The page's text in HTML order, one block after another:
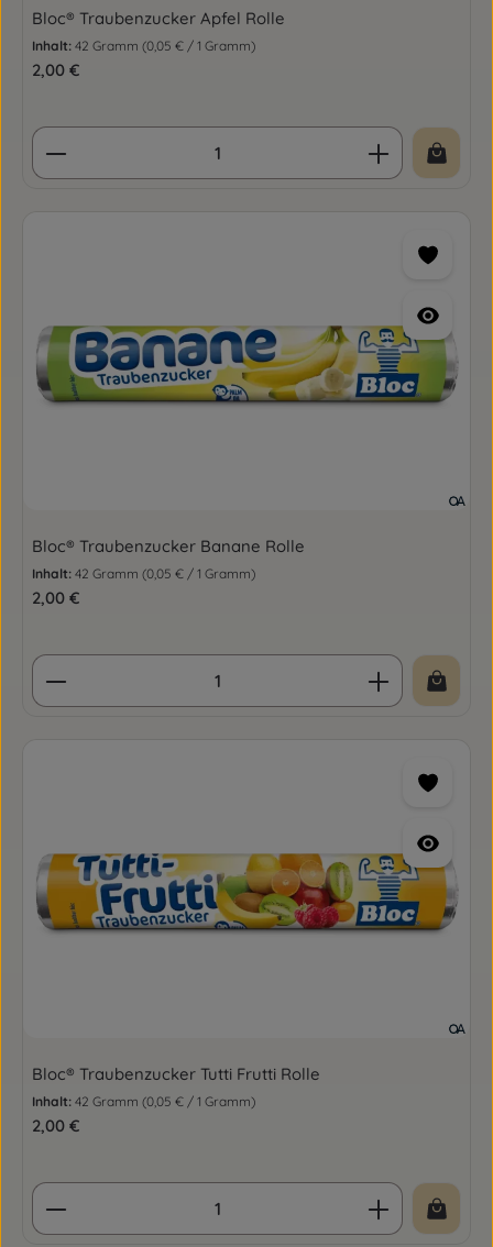
Bloc® Traubenzucker Apfel Rolle
Inhalt: 42 Gramm (0,05 € / 1 Gramm)
Regulärer Preis:
2,00 €
Produkt Anzahl: Gib den gewünschten Wert
Bloc® Traubenzucker Banane Rolle
Inhalt: 42 Gramm (0,05 € / 1 Gramm)
Regulärer Preis:
2,00 €
Produkt Anzahl: Gib den gewünschten Wert
Bloc® Traubenzucker Tutti Frutti Rolle
Inhalt: 42 Gramm (0,05 € / 1 Gramm)
Regulärer Preis:
2,00 €
Produkt Anzahl: Gib den gewünschten Wert